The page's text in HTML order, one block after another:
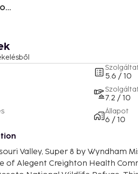
5.6 / 10
7.2 / 10
Állapot
6 / 10
Valley, Super 8 by Wyndham
of Alegent Creighton Health